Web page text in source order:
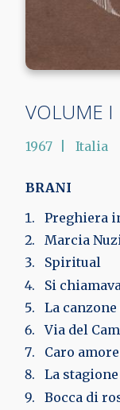
VOLUME I
1967 Italia
BRANI
Preghiera
Marcia
Spiritual
Si
La
Via del
Caro amore
La
Bocca di